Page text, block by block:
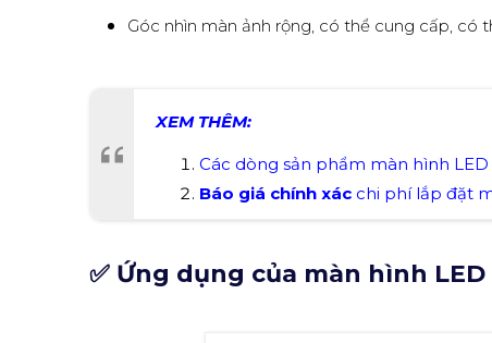
Góc nhìn màn ảnh rộng, có thể cung cấp, có
XEM THÊM:
Các dòng sản phẩm màn hình LED
Báo giá chính xác chi phí lắp đặt
✅ Ứng dụng của màn hình